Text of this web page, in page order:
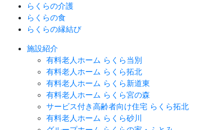
らくらの介護
らくらの食
らくらの縁結び
施設紹介
有料老人ホーム らくら当別
有料老人ホーム らくら拓北
有料老人ホーム らくら新道東
有料老人ホーム らくら宮の森
サービス付き高齢者向け住宅 らくら拓北
有料老人ホーム らくら砂川